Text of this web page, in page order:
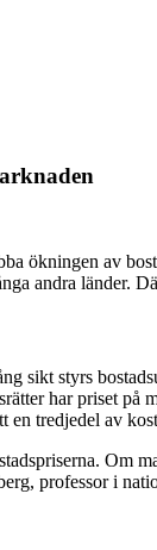
ökningen av
andra länder.
sikt styrs
har priset
tredjedel av
Om
professor i